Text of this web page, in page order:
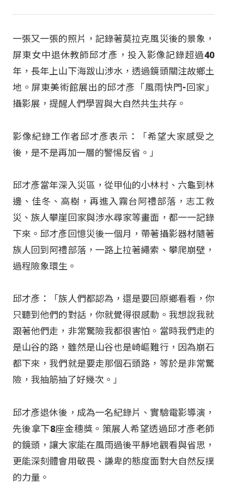
一張又一張的照片，記錄著莫拉克風災後的景象，
屏東女中退休教師邱才彥，投入影像記錄超過40
年，長年上山下海跋山涉水，透過鏡頭關注故鄉土
地。屏東美術館展出的邱才彥「風雨快門-回家」
攝影展，提醒人們學習與大自然共生共存。
影像紀錄工作者邱才彥表示：「希望大家感受之
後，是不是再加一層的警惕反省。」
邱才彥當年深入災區，從甲仙的小林村、六龜到林
邊、佳冬、高樹，再進入霧台阿禮部落，志工救
災、族人攀崖回家與涉水尋家等畫面，都一一記錄
下來。邱才彥回憶災後一個月，帶著攝影器材隨著
族人回到阿禮部落，一路上拉著繩索、攀爬崩壁，
過程險象環生。
邱才彥：「族人們都認為，還是要回原鄉看看，你
只聽到他們的對話，你就覺得很感動。我想說我就
跟著他們走，非常驚險我都很害怕。當時我們走的
是山谷的路，雖然是山谷也是崎嶇難行，因為崩石
都下來，我們就是要走那個石頭路，等於是非常驚
險，我抽筋抽了好幾次。」
邱才彥退休後，成為一名紀錄片、實驗電影導演，
先後拿下8座金穗獎。策展人希望透過邱才彥老師
的鏡頭，讓大家能在風雨過後平靜地觀看與省思，
更能深刻體會用敬畏、謙卑的態度面對大自然反撲
的力量。